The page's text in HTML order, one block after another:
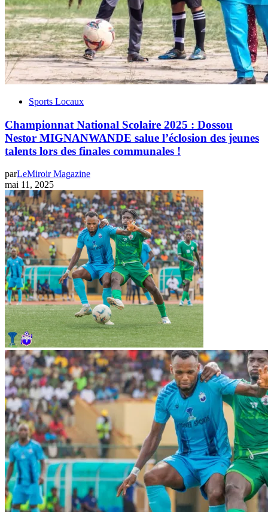
Sports Locaux
Championnat National Scolaire 2025 : Dossou
Nestor MIGNANWANDE salue l’éclosion des jeunes
talents lors des finales communales !
parLeMiroir Magazine
mai 11, 2025